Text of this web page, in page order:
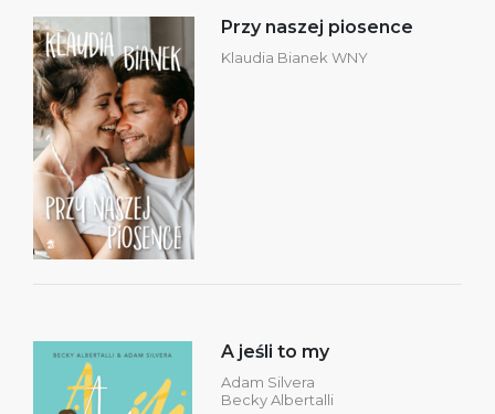
Przy naszej piosence
Klaudia Bianek WNY
A jeśli to my
Adam Silvera
Becky Albertalli